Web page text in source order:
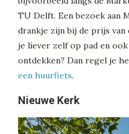
TU Delft. Een bezoek aan
drankje zijn bij de prijs
je liever zelf op pad en
ontdekken? Dan regel je
een huurfiets.
Nieuwe Kerk